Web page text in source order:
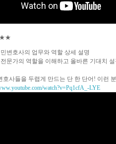
민변호사의 업무와 역할 상세 설명
전문가의 역할을 이해하고 올바른 기대치 설
호사들을 두렵게 만드는 단 한 단어! 이런
watch?v=Pq1cfA_-LYE